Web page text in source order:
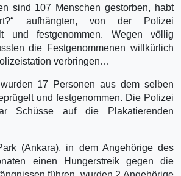
sind 107 Menschen gestorben, habt
aufhängten, von der Polizei
und festgenommen. Wegen völlig
die Festgenommenen willkürlich
verbringen…
17 Personen aus dem selben
und festgenommen. Die Polizei
Schüsse auf die Plakatierenden
(Ankara), in dem Angehörige des
einen Hungerstreik gegen die